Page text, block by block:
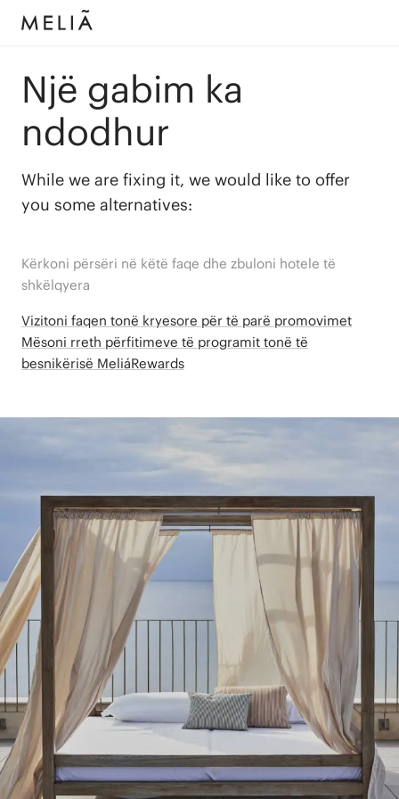
Një gabim ka
ndodhur
While we are fixing it, we would like to offer
you some alternatives:
Kërkoni përsëri në këtë faqe dhe zbuloni hotele të
shkëlqyera
Vizitoni faqen tonë kryesore për të parë promovimet
Mësoni rreth përfitimeve të programit tonë të
besnikërisë MeliáRewards